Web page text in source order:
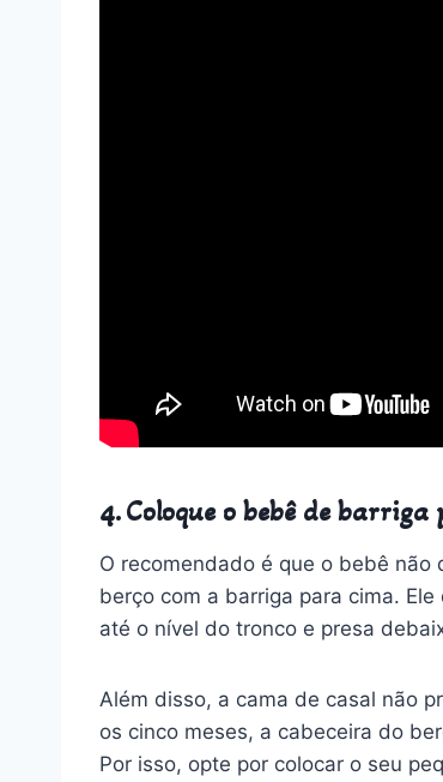
4. Coloque o bebê de
O recomendado é que o bebê
berço com a barriga para cima.
até o nível do tronco e presa
Além disso, a cama de casal não
os cinco meses, a cabeceira do
Por isso, opte por colocar o seu